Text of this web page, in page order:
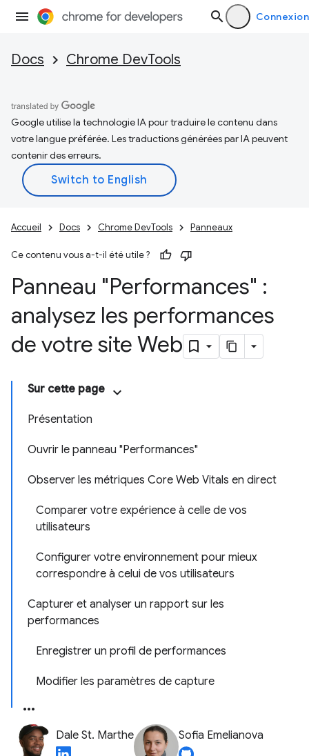
Connexion
Docs Chrome DevTools
Google utilise la technologie IA pour traduire le contenu dans
votre langue préférée. Les traductions générées par IA peuvent
contenir des erreurs.
Accueil Docs Chrome DevTools Panneaux
Ce contenu vous a-t-il été utile ?
Panneau "Performances" :
analysez les performances
de votre site Web
Sur cette page
Présentation
Ouvrir le panneau "Performances"
Observer les métriques Core Web Vitals en direct
Comparer votre expérience à celle de vos
utilisateurs
Configurer votre environnement pour mieux
correspondre à celui de vos utilisateurs
Capturer et analyser un rapport sur les
performances
Enregistrer un profil de performances
Modifier les paramètres de capture
Dale St. Marthe Sofia Emelianova